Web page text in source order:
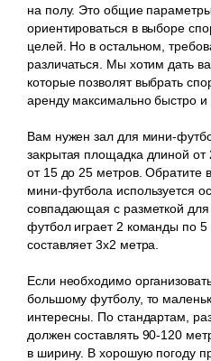
на полу. Это общие
ориентироваться в выборе
целей. Но в остальном,
различаться. Мы хотим дать
которые позволят выбрать
аренду максимально быстро и
Вам нужен зал для мини-
закрытая площадка длиной
от 15 до 25 метров. Обратите
мини-футбола используется
совпадающая с разметкой
футбол играет 2 команды по 5
составляет 3х2 метра.
Если необходимо
большому футболу, то
интересны. По стандартам,
должен составлять 90-120
в ширину. В хорошую погоду